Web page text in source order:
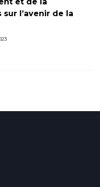
et de la
l’avenir de la